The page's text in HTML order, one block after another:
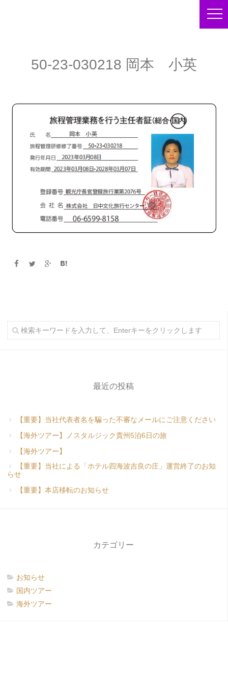
50-23-030218 岡本 小英
最近の投稿
【重要】当社代表者名を騙った不審なメールにご注意ください
【海外ツアー】ノスタルジック貴州5泊6日の旅
【海外ツアー】
【重要】当社による「ホテル四海波吉良の庄」運営終了のお知
らせ
【重要】本店移転のお知らせ
カテゴリー
お知らせ
国内ツアー
海外ツアー